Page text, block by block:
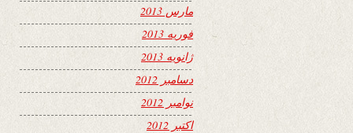
مارس 2013
فوریه 2013
ژانویه 2013
دسامبر 2012
نوامبر 2012
اکتبر 2012